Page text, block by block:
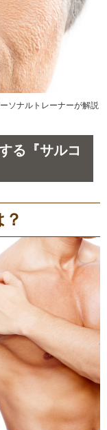
ソナルトレーナーが解説
る『サルコ
？